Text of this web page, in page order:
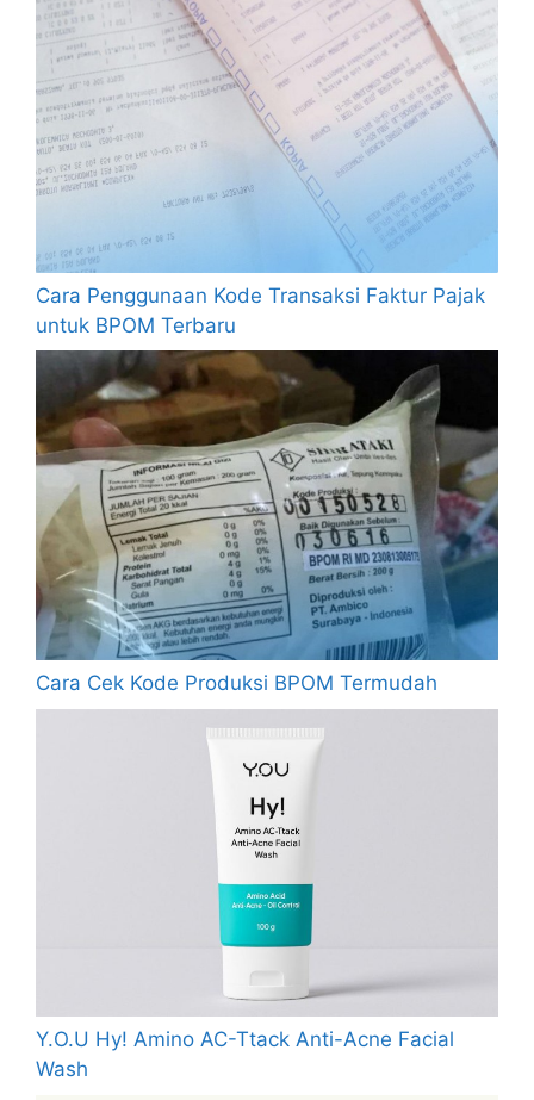
Cara Penggunaan Kode Transaksi Faktur Pajak
untuk BPOM Terbaru
Cara Cek Kode Produksi BPOM Termudah
Y.O.U Hy! Amino AC-Ttack Anti-Acne Facial
Wash